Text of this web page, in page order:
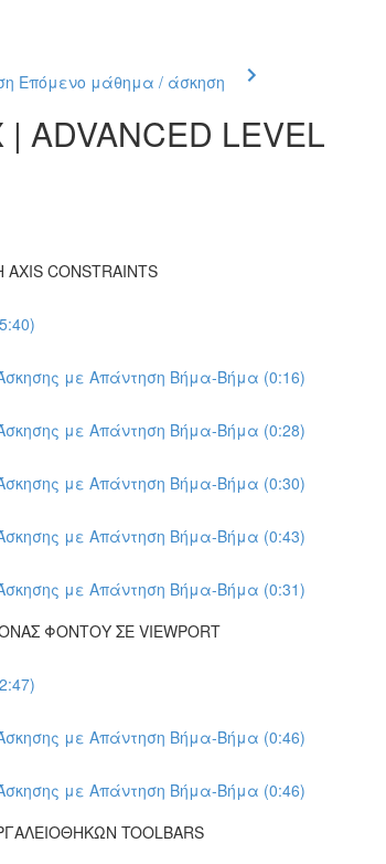
Επόμενο μάθημα / άσκηση
ADVANCED LEVEL
CONSTRAINTS
με Απάντηση Βήμα-Βήμα (0:16)
με Απάντηση Βήμα-Βήμα (0:28)
με Απάντηση Βήμα-Βήμα (0:30)
με Απάντηση Βήμα-Βήμα (0:43)
με Απάντηση Βήμα-Βήμα (0:31)
ΦΟΝΤΟΥ ΣΕ VIEWPORT
με Απάντηση Βήμα-Βήμα (0:46)
με Απάντηση Βήμα-Βήμα (0:46)
TOOLBARS